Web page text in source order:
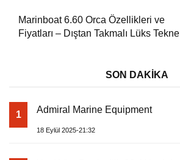
Marinboat 6.60 Orca Özellikleri ve
Fiyatları – Dıştan Takmalı Lüks Tekne
SON DAKİKA
1 Admiral Marine Equipment
18 Eylül 2025-21:32